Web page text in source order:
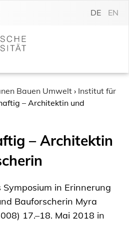
DE EN
Bauen Umwelt› Institut für
– Architektin und
– Architektin
in Erinnerung
Bauforscherin Myra
17.–18. Mai 2018 in